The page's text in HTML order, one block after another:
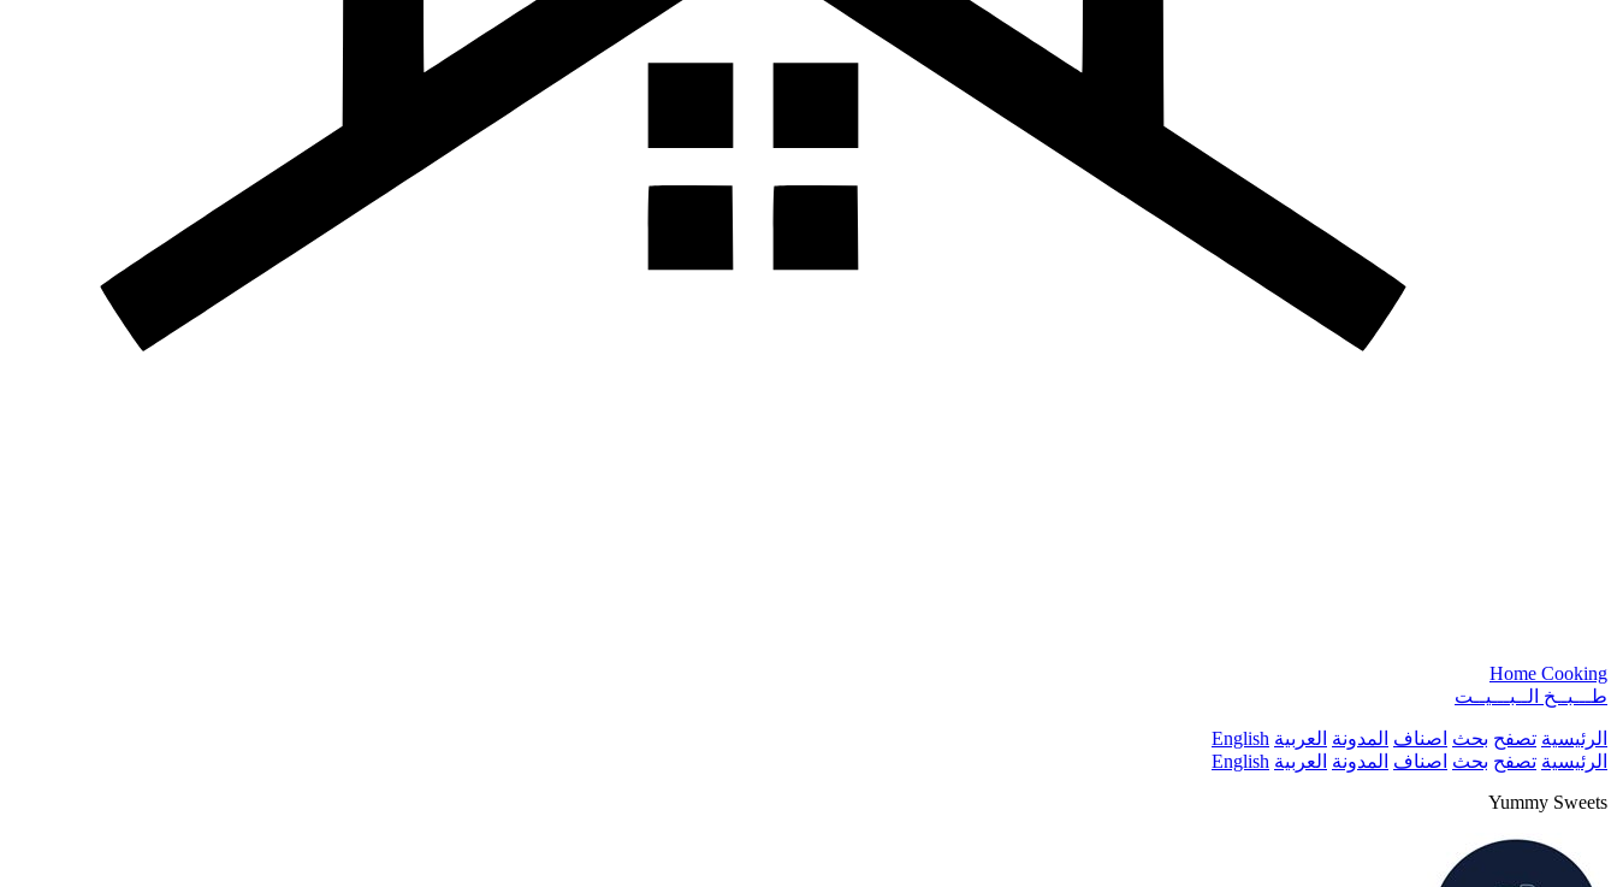
Home Cooking
طـــبــخ الــبـــيــت
الرئيسية تصفح بحث اصناف المدونة العربية English
الرئيسية تصفح بحث اصناف المدونة العربية English
Yummy Sweets